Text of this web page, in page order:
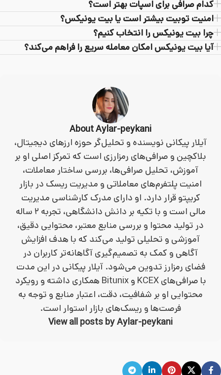
کدام صرافی برای اسپات بهتر است؟
امنیت توبیت بیشتر است یا بیت یونیکس؟
چرا بیت یونیکس را انتخاب کنیم؟
آیا بیت یونیکس امکان معامله سریع را فراهم می‌کند؟
About Aylar-peykani
آیلار پیکانی نویسنده و تحلیل‌گر حوزه ارزهای دیجیتال،
بلاکچین و صرافی‌های رمزارزی است که تمرکز اصلی او بر
آموزش، تحلیل صرافی‌ها، بررسی ساختار معاملات،
امنیت پلتفرم‌های معاملاتی و مدیریت ریسک در بازار
کریپتو قرار دارد. او دارای مدرک کارشناسی مدیریت
مالی است و با تکیه بر دانش دانشگاهی، تجربه ۲ ساله
در تولید محتوا و بررسی منابع معتبر، محتوایی دقیق،
آموزشی و تحلیلی تولید می‌کند که با هدف افزایش
آگاهی و کمک به تصمیم‌گیری آگاهانه‌تر کاربران در
فضای رمزارز تدوین می‌شود. آیلار پیکانی در این مدت
با صرافی‌های KCEX و Bitunix همکاری داشته و رویکرد
محتوایی او بر شفافیت، دقت، اعتبار منابع و توجه به
فرصت‌ها و ریسک‌های بازار استوار است.
View all posts by Aylar-peykani